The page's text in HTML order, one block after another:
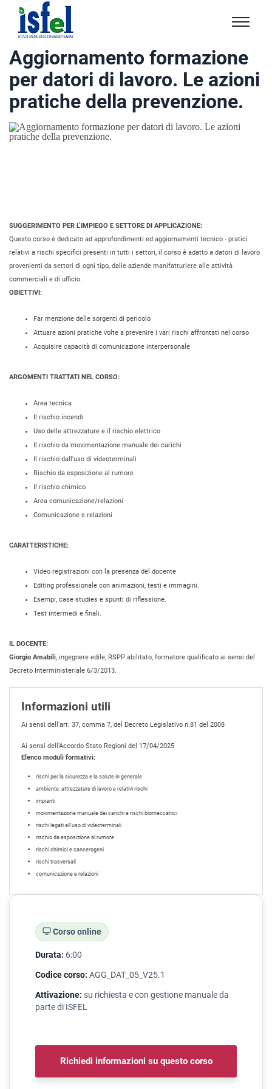
Isfel
Istituto
specialistico
formazione
e
lavoro
Aggiornamento formazione
per datori di lavoro. Le azioni
pratiche della prevenzione.
SUGGERIMENTO PER L’IMPIEGO E SETTORE DI APPLICAZIONE:
Questo corso è dedicato ad approfondimenti ed aggiornamenti tecnico - pratici
relativi a rischi specifici presenti in tutti i settori, il corso è adatto a datori di lavoro
provenienti da settori di ogni tipo, dalle aziende manifatturiere alle attività
commerciali e di ufficio.
OBIETTIVI:
Far menzione delle sorgenti di pericolo
Attuare azioni pratiche volte a prevenire i vari rischi affrontati nel corso
Acquisire capacità di comunicazione interpersonale
ARGOMENTI TRATTATI NEL CORSO:
Area tecnica
Il rischio incendi
Uso delle attrezzature e il rischio elettrico
Il rischio da movimentazione manuale dei carichi
Il rischio dall'uso di videoterminali
Rischio da esposizione al rumore
Il rischio chimico
Area comunicazione/relazioni
Comunicazione e relazioni
CARATTERISTICHE:
Video registrazioni con la presenza del docente
Editing professionale con animazioni, testi e immagini.
Esempi, case studies e spunti di riflessione.
Test intermedi e finali.
IL DOCENTE:
Giorgio Amabili, ingegnere edile, RSPP abilitato, formatore qualificato ai sensi del
Decreto Interministeriale 6/3/2013.
Informazioni utili
Ai sensi dell'art. 37, comma 7, del Decreto Legislativo n.81 del 2008
Ai sensi dell’Accordo Stato Regioni del 17/04/2025
Elenco moduli formativi:
rischi per la sicurezza e la salute in generale
ambiente, attrezzature di lavoro e relativi rischi
impianti
movimentazione manuale dei carichi e rischi biomeccanici
rischi legati all'uso di videoterminali
rischio da esposizione al rumore
rischi chimici e cancerogeni
rischi trasversali
comunicazione e relazioni
Corso online
Durata: 6:00
Codice corso: AGG_DAT_05_V25.1
Attivazione: su richiesta e con gestione manuale da
parte di ISFEL
Richiedi informazioni su questo corso